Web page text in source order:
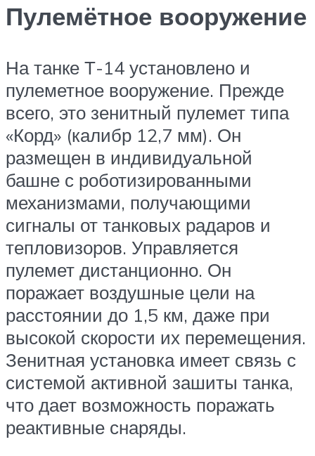
Пулемётное вооружение
На танке Т-14 установлено и
пулеметное вооружение. Прежде
всего, это зенитный пулемет типа
«Корд» (калибр 12,7 мм). Он
размещен в индивидуальной
башне с роботизированными
механизмами, получающими
сигналы от танковых радаров и
тепловизоров. Управляется
пулемет дистанционно. Он
поражает воздушные цели на
расстоянии до 1,5 км, даже при
высокой скорости их перемещения.
Зенитная установка имеет связь с
системой активной зашиты танка,
что дает возможность поражать
реактивные снаряды.